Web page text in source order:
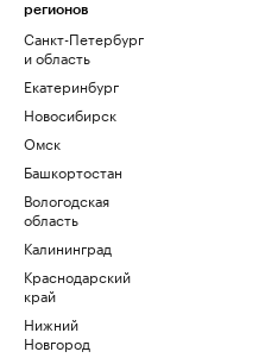
регионов
Санкт-Петербург
и область
Екатеринбург
Новосибирск
Омск
Башкортостан
Вологодская
область
Калининград
Краснодарский
край
Нижний
Новгород